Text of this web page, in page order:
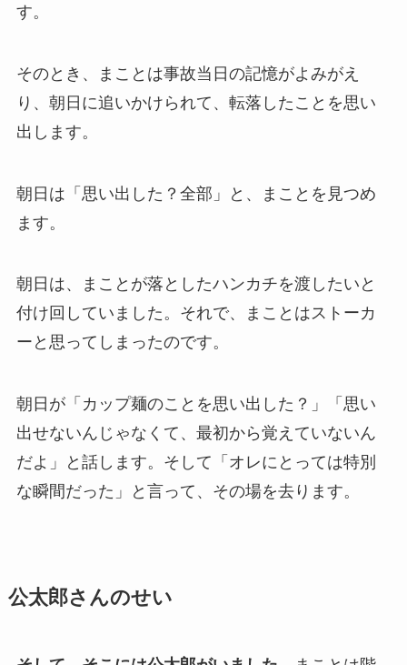
す。
そのとき、まことは事故当日の記憶がよみがえ
り、朝日に追いかけられて、転落したことを思い
出します。
朝日は「思い出した？全部」と、まことを見つめ
ます。
朝日は、まことが落としたハンカチを渡したいと
付け回していました。それで、まことはストーカ
ーと思ってしまったのです。
朝日が「カップ麺のことを思い出した？」「思い
出せないんじゃなくて、最初から覚えていないん
だよ」と話します。そして「オレにとっては特別
な瞬間だった」と言って、その場を去ります。
公太郎さんのせい